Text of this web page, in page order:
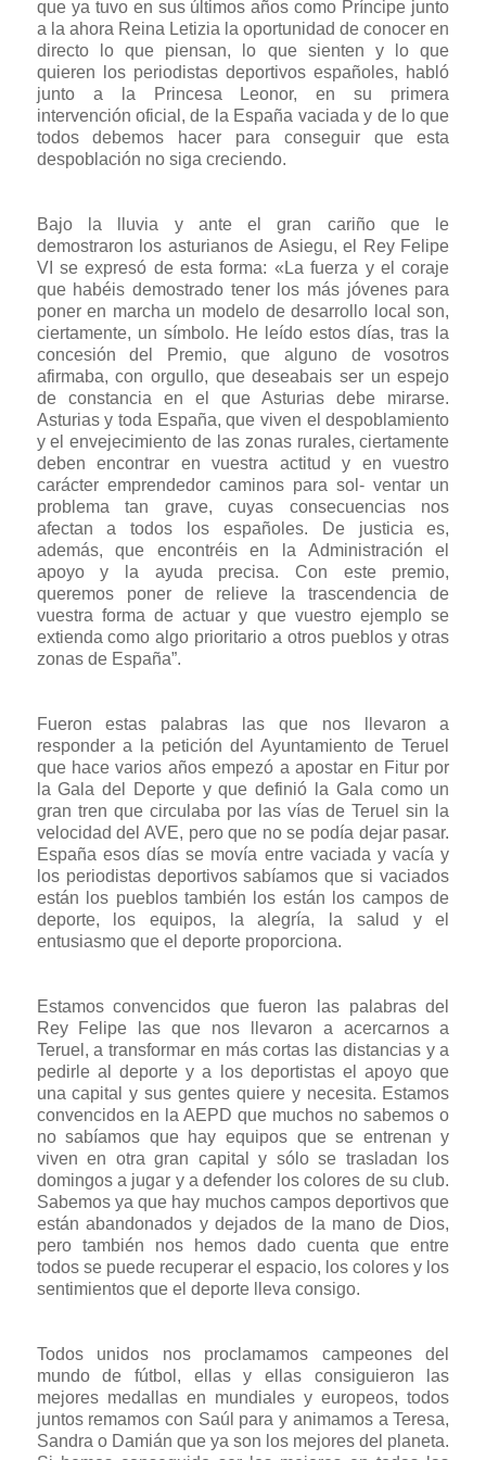
que ya tuvo en sus últimos años como Príncipe junto
a la ahora Reina Letizia la oportunidad de conocer en
directo lo que piensan, lo que sienten y lo que
quieren los periodistas deportivos españoles, habló
junto a la Princesa Leonor, en su primera
intervención oficial, de la España vaciada y de lo que
todos debemos hacer para conseguir que esta
despoblación no siga creciendo.
Bajo la lluvia y ante el gran cariño que le
demostraron los asturianos de Asiegu, el Rey Felipe
VI se expresó de esta forma: «La fuerza y el coraje
que habéis demostrado tener los más jóvenes para
poner en marcha un modelo de desarrollo local son,
ciertamente, un símbolo. He leído estos días, tras la
concesión del Premio, que alguno de vosotros
afirmaba, con orgullo, que deseabais ser un espejo
de constancia en el que Asturias debe mirarse.
Asturias y toda España, que viven el despoblamiento
y el envejecimiento de las zonas rurales, ciertamente
deben encontrar en vuestra actitud y en vuestro
carácter emprendedor caminos para sol- ventar un
problema tan grave, cuyas consecuencias nos
afectan a todos los españoles. De justicia es,
además, que encontréis en la Administración el
apoyo y la ayuda precisa. Con este premio,
queremos poner de relieve la trascendencia de
vuestra forma de actuar y que vuestro ejemplo se
extienda como algo prioritario a otros pueblos y otras
zonas de España”.
Fueron estas palabras las que nos llevaron a
responder a la petición del Ayuntamiento de Teruel
que hace varios años empezó a apostar en Fitur por
la Gala del Deporte y que definió la Gala como un
gran tren que circulaba por las vías de Teruel sin la
velocidad del AVE, pero que no se podía dejar pasar.
España esos días se movía entre vaciada y vacía y
los periodistas deportivos sabíamos que si vaciados
están los pueblos también los están los campos de
deporte, los equipos, la alegría, la salud y el
entusiasmo que el deporte proporciona.
Estamos convencidos que fueron las palabras del
Rey Felipe las que nos llevaron a acercarnos a
Teruel, a transformar en más cortas las distancias y a
pedirle al deporte y a los deportistas el apoyo que
una capital y sus gentes quiere y necesita. Estamos
convencidos en la AEPD que muchos no sabemos o
no sabíamos que hay equipos que se entrenan y
viven en otra gran capital y sólo se trasladan los
domingos a jugar y a defender los colores de su club.
Sabemos ya que hay muchos campos deportivos que
están abandonados y dejados de la mano de Dios,
pero también nos hemos dado cuenta que entre
todos se puede recuperar el espacio, los colores y los
sentimientos que el deporte lleva consigo.
Todos unidos nos proclamamos campeones del
mundo de fútbol, ellas y ellas consiguieron las
mejores medallas en mundiales y europeos, todos
juntos remamos con Saúl para y animamos a Teresa,
Sandra o Damián que ya son los mejores del planeta.